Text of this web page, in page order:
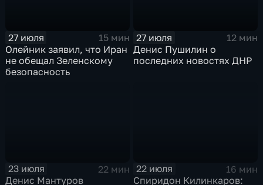
27 июля
15 мин
Олейник заявил, что Иран
не обещал Зеленскому
безопасность
27 июля
12 мин
Денис Пушилин о
последних новостях ДНР
23 июля
22 мин
Денис Мантуров
22 июля
16 мин
Спиридон Килинкаров: